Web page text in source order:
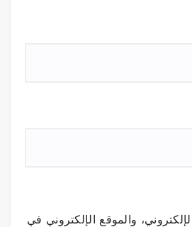
والموقع الإلكتروني في